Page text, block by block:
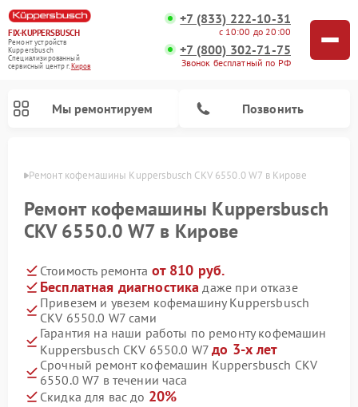
FIX-KUPPERSBUSCH
Ремонт устройств
Kuppersbusch
Специализированный
cервисный центр г.Киров
+7 (833) 222-10-31
с 10:00 до 20:00
+7 (800) 302-71-75
Звонок бесплатный по РФ
Мы ремонтируем Позвонить
Ремонт кофемашины Kuppersbusch CKV 6550.0 W7 в Кирове
Ремонт кофемашины Kuppersbusch
CKV 6550.0 W7 в Кирове
Стоимость ремонта от 810 руб.
Бесплатная диагностика даже при отказе
Привезем и увезем кофемашину Kuppersbusch
CKV 6550.0 W7 сами
Гарантия на наши работы по ремонту кофемашин
Kuppersbusch CKV 6550.0 W7до 3-х лет
Срочный ремонт кофемашин Kuppersbusch CKV
6550.0 W7 в течении часа
Скидка для вас до 20%